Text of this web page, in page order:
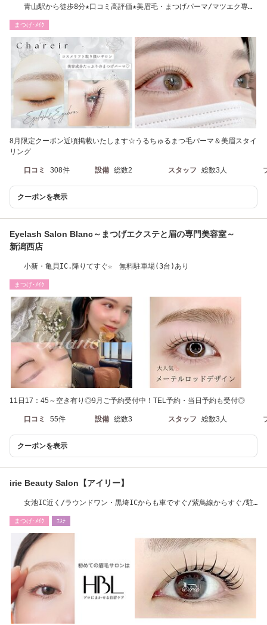
青山駅から徒歩8分★口コミ高評価★美眉毛・まつげパーマ/マツエク専門
まつげ･ﾒｲｸ
8月限定クーポン近頃掲載いたします☆うるちゅるまつ毛パーマ＆美眉スタイ
リング
口コミ 308件 設備 総数2 スタッフ 総数3人
クーポンを表示
Eyelash Salon Blanc～まつげエクステと眉の専門美容室～
新潟西店
小新・亀貝IC.降りてすぐ☆ 無料駐車場(3台)あり
まつげ･ﾒｲｸ
11日17：45～空き有り◎9月ご予約受付中！TEL予約・当日予約も受付◎
口コミ 55件 設備 総数3 スタッフ 総数3人
クーポンを表示
irie Beauty Salon【アイリー】
女池IC近く/ラウンドワン・黒埼ICからも車ですぐ/紫鳥線からすぐ/駐
まつげ･ﾒｲｸ ｴｽﾃ